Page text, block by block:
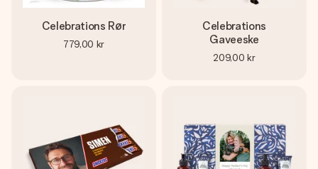
Celebrations Rør
779,00 kr
Celebrations
Gaveeske
209,00 kr